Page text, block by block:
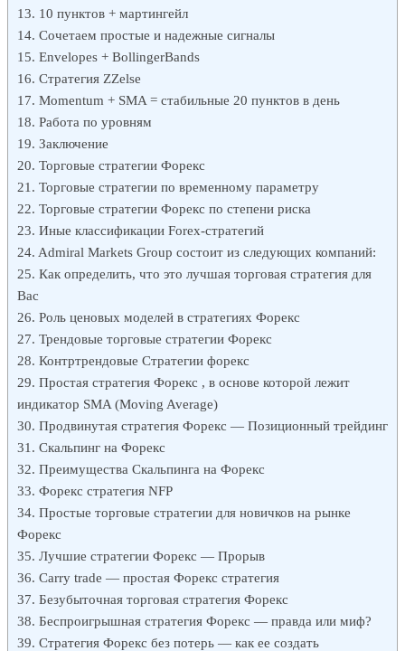
10 пунктов + мартингейл
Сочетаем простые и надежные сигналы
Envelopes + BollingerBands
Стратегия ZZelse
Momentum + SMA = стабильные 20 пунктов в день
Работа по уровням
Заключение
Торговые стратегии Форекс
Торговые стратегии по временному параметру
Торговые стратегии Форекс по степени риска
Иные классификации Forex-стратегий
Admiral Markets Group состоит из следующих компаний:
Как определить, что это лучшая торговая стратегия для
Вас
Роль ценовых моделей в стратегиях Форекс
Трендовые торговые стратегии Форекс
Контртрендовые Стратегии форекс
Простая стратегия Форекс , в основе которой лежит
индикатор SMA (Moving Average)
Продвинутая стратегия Форекс — Позиционный трейдинг
Скальпинг на Форекс
Преимущества Скальпинга на Форекс
Форекс стратегия NFP
Простые торговые стратегии для новичков на рынке
Форекс
Лучшие стратегии Форекс — Прорыв
Carry trade — простая Форекс стратегия
Безубыточная торговая стратегия Форекс
Беспроигрышная стратегия Форекс — правда или миф?
Стратегия Форекс без потерь — как ее создать